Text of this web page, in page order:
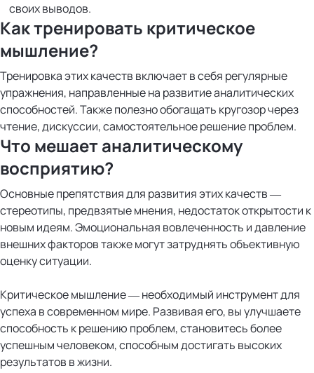
своих выводов.
Как тренировать критическое
мышление?
Тренировка этих качеств включает в себя регулярные
упражнения, направленные на развитие аналитических
способностей. Также полезно обогащать кругозор через
чтение, дискуссии, самостоятельное решение проблем.
Что мешает аналитическому
восприятию?
Основные препятствия для развития этих качеств —
стереотипы, предвзятые мнения, недостаток открытости к
новым идеям. Эмоциональная вовлеченность и давление
внешних факторов также могут затруднять объективную
оценку ситуации.
Критическое мышление — необходимый инструмент для
успеха в современном мире. Развивая его, вы улучшаете
способность к решению проблем, становитесь более
успешным человеком, способным достигать высоких
результатов в жизни.